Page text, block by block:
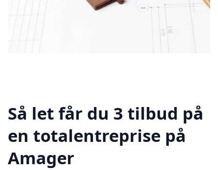
Så let får du 3 tilbud på
en totalentreprise på
Amager